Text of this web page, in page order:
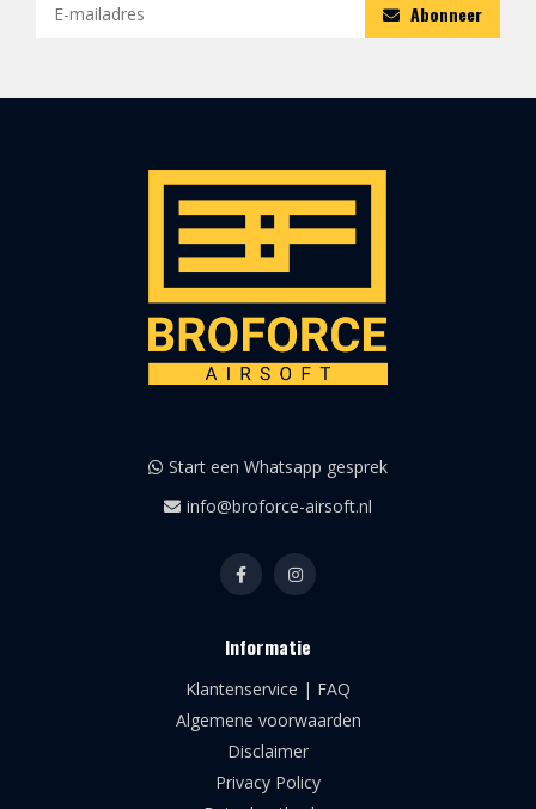
Abonneer
Start een Whatsapp gesprek
info@broforce-airsoft.nl
Informatie
Klantenservice | FAQ
Algemene voorwaarden
Disclaimer
Privacy Policy